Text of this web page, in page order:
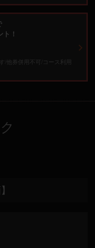
！
/他券併用不可/コース利用